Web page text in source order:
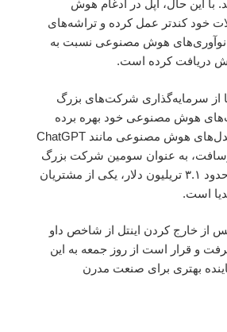
با این حال، اپل در ادغام هوش
خود کندتر عمل کرده و تراشه‌های
نوآوری‌های هوش مصنوعی نسبت به
دریافت کرده است.
از سرمایه‌گذاری شرکت‌های بزرگ
هوش مصنوعی خود بهره برده
است که به اجرای مدل‌های هوش مصنوعی مانند ChatGPT
به عنوان سومین شرکت بزرگ
جهان با ارزش بازار حدود ۳.۱ تریلیون دلار، یکی از مشتریان
پس از خارج کردن اینتل از شاخص داو
و قرار است از روز جمعه به این
بهتری برای صنعت مدرن